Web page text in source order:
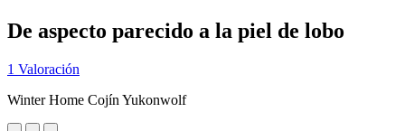
De aspecto parecido a la piel de lobo
1 Valoración
Winter Home Cojín Yukonwolf